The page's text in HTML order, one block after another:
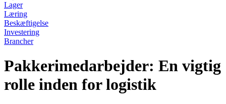
Lager
Læring
Beskæftigelse
Investering
Brancher
Pakkerimedarbejder: En vigtig
rolle inden for logistik